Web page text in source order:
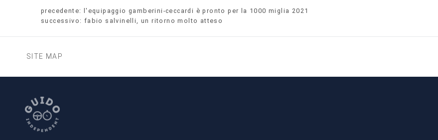
precedente:
l'equipaggio gamberini-ceccardi è pronto per la 1000 miglia 2021
successivo: fabio salvinelli, un ritorno molto atteso
SITE MAP